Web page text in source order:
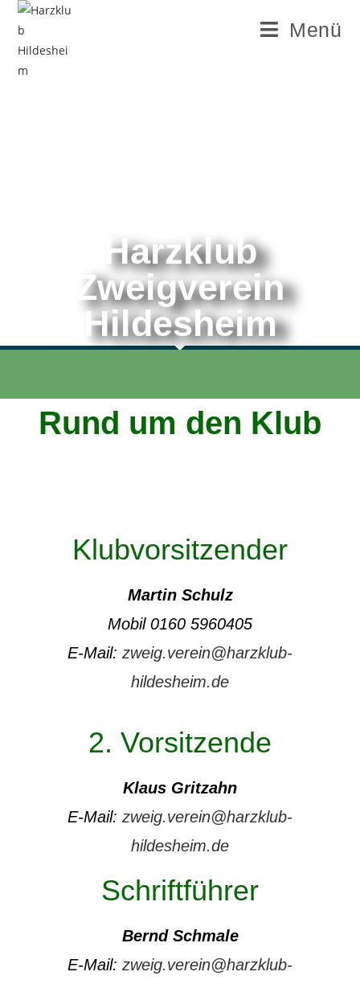
Menü
Harzklub
Zweigverein
Hildesheim
Rund um den Klub
Klubvorsitzender
Martin Schulz
Mobil 0160 5960405
E-Mail: zweig.verein@harzklub-
hildesheim.de
2. Vorsitzende
Klaus Gritzahn
E-Mail: zweig.verein@harzklub-
hildesheim.de
Schriftführer
Bernd Schmale
E-Mail: zweig.verein@harzklub-